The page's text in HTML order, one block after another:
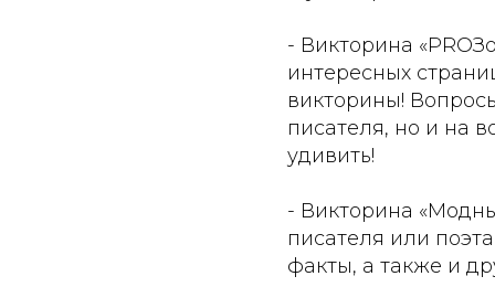
- Викторина
интересных
викторины!
писателя, но и на
удивить!
- Викторина
писателя или
факты, а также и